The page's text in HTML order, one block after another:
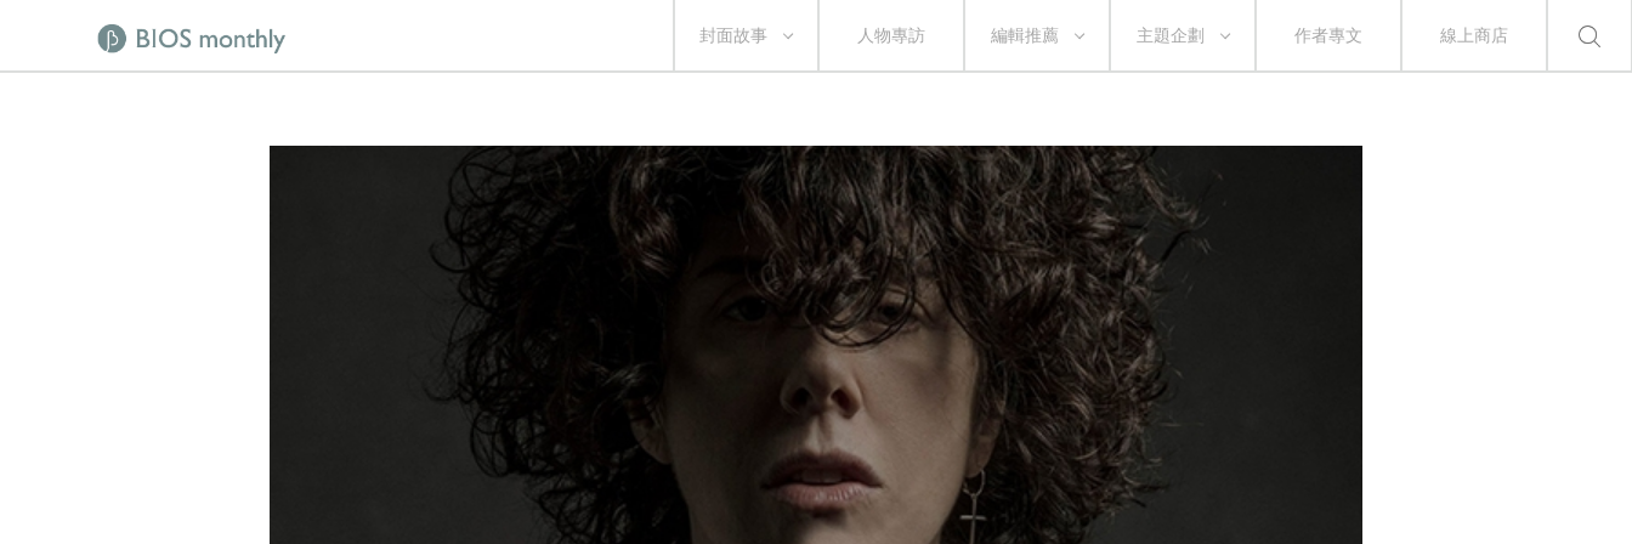
封面故事 人物專訪 編輯推薦 主題企劃 作者專文 線上商店